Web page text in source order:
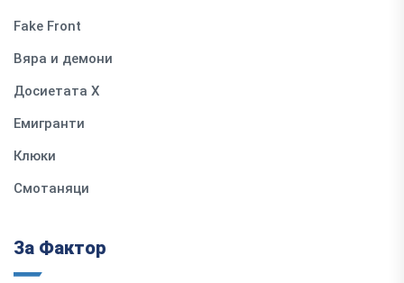
Fake Front
Вяра и демони
Досиетата Х
Емигранти
Клюки
Смотаняци
За Фактор